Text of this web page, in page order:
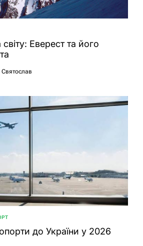
Еверест та його
до України у 2026